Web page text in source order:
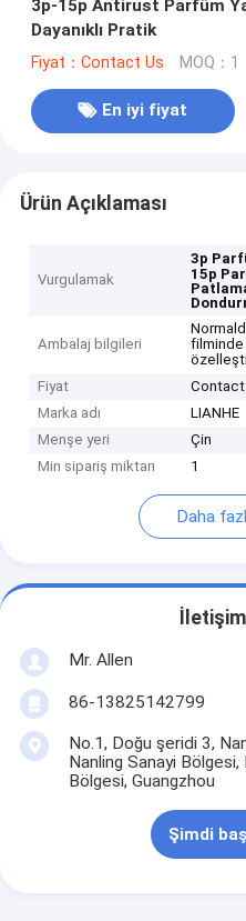
3p-15p Antirust Parfüm
Dayanıklı Pratik
Fiyat：Contact Us MOQ：1
En iyi fiyat
Ürün Açıklaması
Vurgulamak
3p
15p
Ambalaj bilgileri
filminde
Fiyat
Contact
Marka adı
LIANHE
Menşe yeri
Çin
Min sipariş miktarı
1
Daha
Mr. Allen
86-13825142799
No.1, Doğu şeridi 3,
Nanling Sanayi Bölgesi,
Bölgesi, Guangzhou
Şimdi